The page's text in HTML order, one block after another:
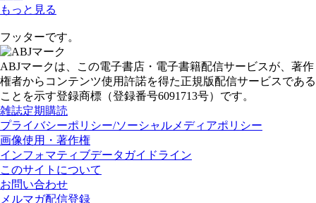
プリント配付・ダウンロードOK
小二
授業改善
2026/08/06
小学１年生の考える力を伸ばす！国語・算数おもしろパズルプ
リント